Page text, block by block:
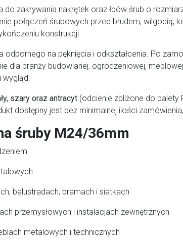
zakrywania nakrętek oraz łbów śrub o
połączeń śrubowych przed brudem, wilgocią,
konstrukcji.
odpornego na pęknięcia i odkształcenia. Po
dla branży budowlanej, ogrodzeniowej,
wygląd.
szary oraz antracyt (odcienie zbliżone do palety
dostępny jest bez minimalnej ilości
śruby M24/36mm
balustradach, bramach i siatkach
przemysłowych i instalacjach zewnętrznych
metalowych i technicznych